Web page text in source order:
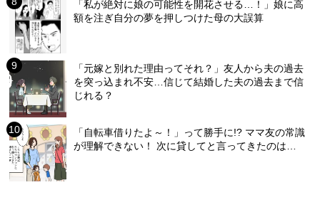
「私が絶対に娘の可能性を開花させる…！」娘に高
額を注ぎ自分の夢を押しつけた母の大誤算
「元嫁と別れた理由ってそれ？」友人から夫の過去
を突っ込まれ不安…信じて結婚した夫の過去まで信
じれる？
「自転車借りたよ～！」って勝手に!? ママ友の常識
が理解できない！ 次に貸してと言ってきたのは…